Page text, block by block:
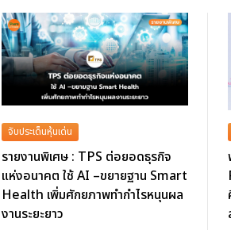
จับประเด็นหุ้นเด่น
รายงานพิเศษ : TPS ต่อยอดธุรกิจ
แห่งอนาคต ใช้ AI –ขยายฐาน Smart
Health เพิ่มศักยภาพทำกำไรหนุนผล
งานระยะยาว